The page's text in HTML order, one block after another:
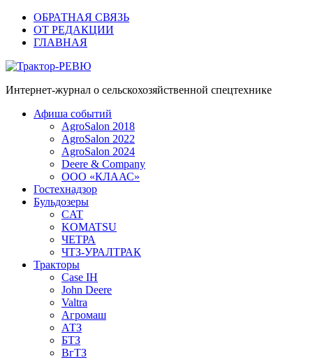
ОБРАТНАЯ СВЯЗЬ
ОТ РЕДАКЦИИ
ГЛАВНАЯ
Трактор-РЕВЮ
Интернет-журнал о сельскохозяйственной спецтехнике
Афиша событий
AgroSalon 2018
AgroSalon 2022
AgroSalon 2024
Deere & Company
ООО «КЛААС»
Гостехнадзор
Бульдозеры
CAT
KOMATSU
ЧЕТРА
ЧТЗ-УРАЛТРАК
Тракторы
Case IH
John Deere
Valtra
Агромаш
АТЗ
БТЗ
ВгТЗ